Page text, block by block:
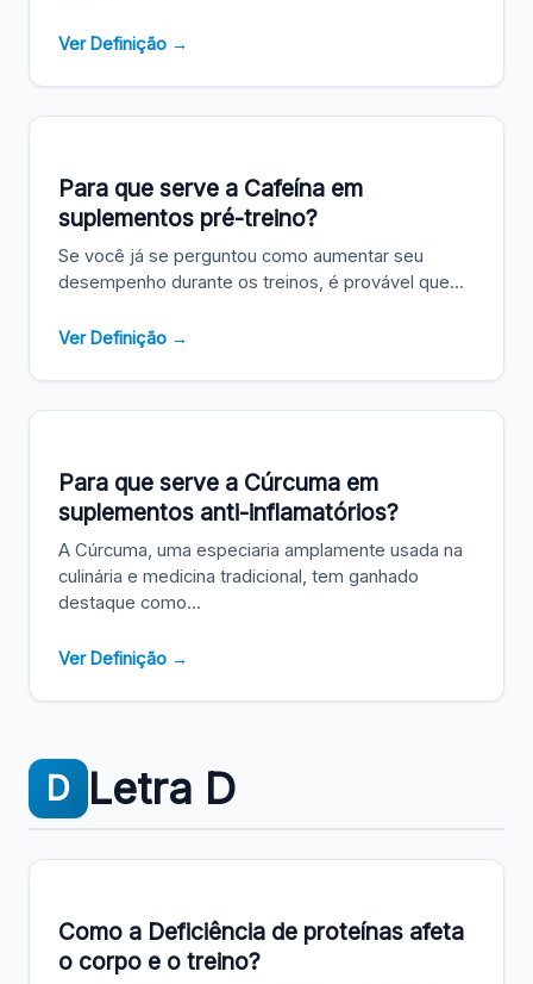
Ver Definição →
Para que serve a Cafeína em
suplementos pré-treino?
Se você já se perguntou como aumentar seu
desempenho durante os treinos, é provável que...
Ver Definição →
Para que serve a Cúrcuma em
suplementos anti-inflamatórios?
A Cúrcuma, uma especiaria amplamente usada na
culinária e medicina tradicional, tem ganhado
destaque como...
Ver Definição →
D Letra D
Como a Deficiência de proteínas afeta
o corpo e o treino?